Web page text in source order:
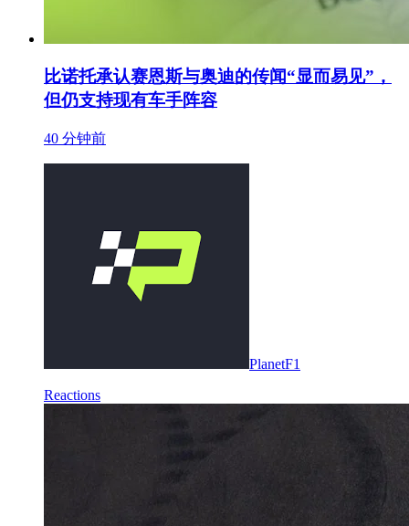
比诺托承认赛恩斯与奥迪的传闻“显而易见”，
但仍支持现有车手阵容
40 分钟前
PlanetF1
Reactions